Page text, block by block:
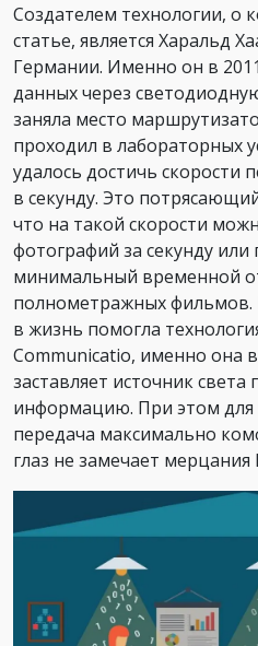
Создателем технологии, о
статье, является Харальд
Германии. Именно он в
данных через
заняла место
проходил в лабораторных
удалось достичь скорости
в секунду. Это
что на такой скорости
фотографий за секунду
минимальный временной
полнометражных
в жизнь помогла
Communicatio, именно она
заставляет источник света
информацию. При этом для
передача максимально
глаз не замечает мерцания